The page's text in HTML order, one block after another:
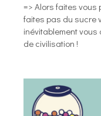
=> Alors faites vous
faites pas du sucre
inévitablement
de civilisation !